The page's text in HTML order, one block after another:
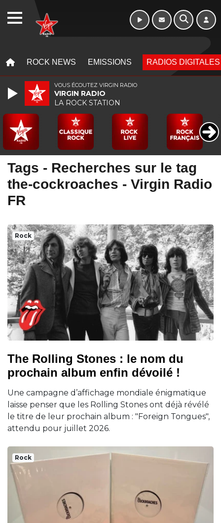
ROCK NEWS EMISSIONS RADIOS DIGITALES
Tags - Recherches sur le tag
the-cockroaches - Virgin Radio
FR
Rock
The Rolling Stones : le nom du
prochain album enfin dévoilé !
Une campagne d’affichage mondiale énigmatique
laisse penser que les Rolling Stones ont déjà révélé
le titre de leur prochain album : "Foreign Tongues",
attendu pour juillet 2026.
Rock
VOUS ÉCOUTEZ VIRGIN RADIO
VIRGIN RADIO
LA ROCK STATION
WEBRADIO Week-end de 06h
à 12h